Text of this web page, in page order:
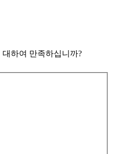
하여 만족하십니까?